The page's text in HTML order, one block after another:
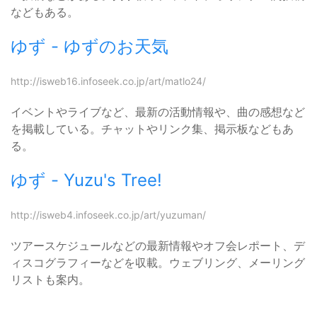
などもある。
ゆず - ゆずのお天気
http://isweb16.infoseek.co.jp/art/matlo24/
イベントやライブなど、最新の活動情報や、曲の感想など
を掲載している。チャットやリンク集、掲示板などもあ
る。
ゆず - Yuzu's Tree!
http://isweb4.infoseek.co.jp/art/yuzuman/
ツアースケジュールなどの最新情報やオフ会レポート、デ
ィスコグラフィーなどを収載。ウェブリング、メーリング
リストも案内。